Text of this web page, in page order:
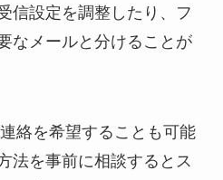
信設定を調整したり、フ
なメールと分けることが
絡を希望することも可能
法を事前に相談するとス